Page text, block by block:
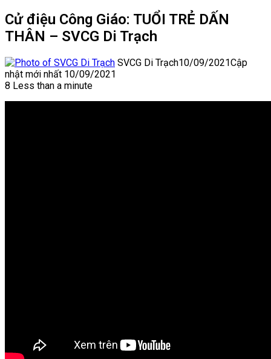
Cử điệu Công Giáo: TUỔI TRẺ DẤN
THÂN – SVCG Di Trạch
SVCG Di Trạch10/09/2021Cập
nhật mới nhất 10/09/2021
8 Less than a minute